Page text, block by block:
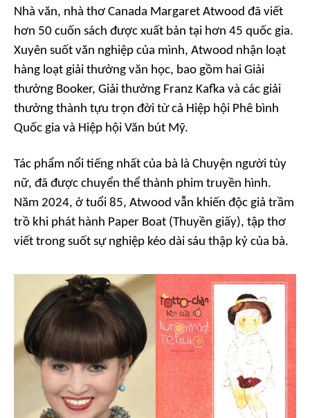
Nhà văn, nhà thơ Canada Margaret Atwood đã viết
hơn 50 cuốn sách được xuất bản tại hơn 45 quốc gia.
Xuyên suốt văn nghiệp của mình, Atwood nhận loạt
hàng loạt giải thưởng văn học, bao gồm hai Giải
thưởng Booker, Giải thưởng Franz Kafka và các giải
thưởng thành tựu trọn đời từ cả Hiệp hội Phê bình
Quốc gia và Hiệp hội Văn bút Mỹ.
Tác phẩm nổi tiếng nhất của bà là Chuyện người tùy
nữ, đã được chuyển thể thành phim truyền hình.
Năm 2024, ở tuổi 85, Atwood vẫn khiến độc giả trầm
trồ khi phát hành Paper Boat (Thuyền giấy), tập thơ
viết trong suốt sự nghiệp kéo dài sáu thập kỷ của bà.